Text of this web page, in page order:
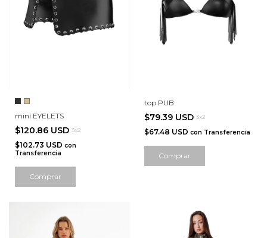
mini EYELETS
$120.86 USD 3x2
$102.73 USD con
Transferencia
Comprar
top PUB
$79.39 USD 3x2
$67.48 USD con Transferencia
Comprar